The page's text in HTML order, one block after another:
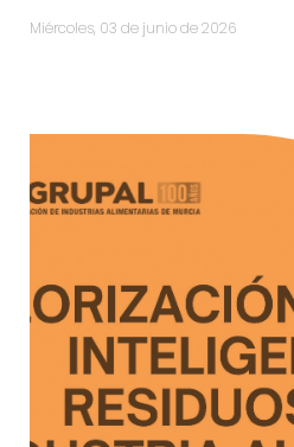
miércoles, 03 de junio de 2026